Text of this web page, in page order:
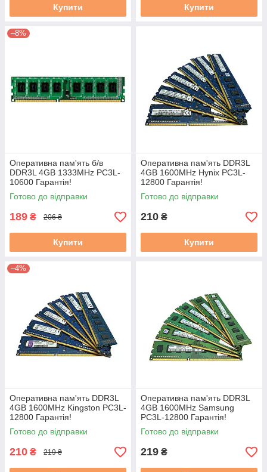
Купити Купити
–8%
Оперативна пам'ять б/в
DDR3L 4GB 1333MHz PC3L-
10600 Гарантія!
Готово до відправки
189 ₴ 206 ₴
Купити
Оперативна пам'ять DDR3L
4GB 1600MHz Hynix PC3L-
12800 Гарантія!
Готово до відправки
210 ₴
Купити
–4%
Оперативна пам'ять DDR3L
4GB 1600MHz Kingston PC3L-
12800 Гарантія!
Готово до відправки
210 ₴ 219 ₴
Оперативна пам'ять DDR3L
4GB 1600MHz Samsung
PC3L-12800 Гарантія!
Готово до відправки
219 ₴